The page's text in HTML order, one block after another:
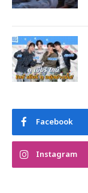
Facebook
Instagram